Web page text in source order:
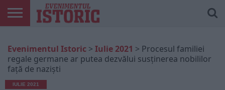
ONLINE
EDIȚII
TIPĂRITE
ISTORIC
PLAY
CONTUL
MEU
Evenimentul Istoric > Iulie 2021 > Procesul familiei
regale germane ar putea dezvălui susținerea nobililor
față de naziști
IULIE 2021